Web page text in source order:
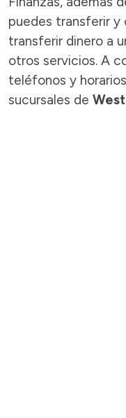
puedes transferir
transferir dinero a
otros servicios. A
teléfonos y
sucursales de